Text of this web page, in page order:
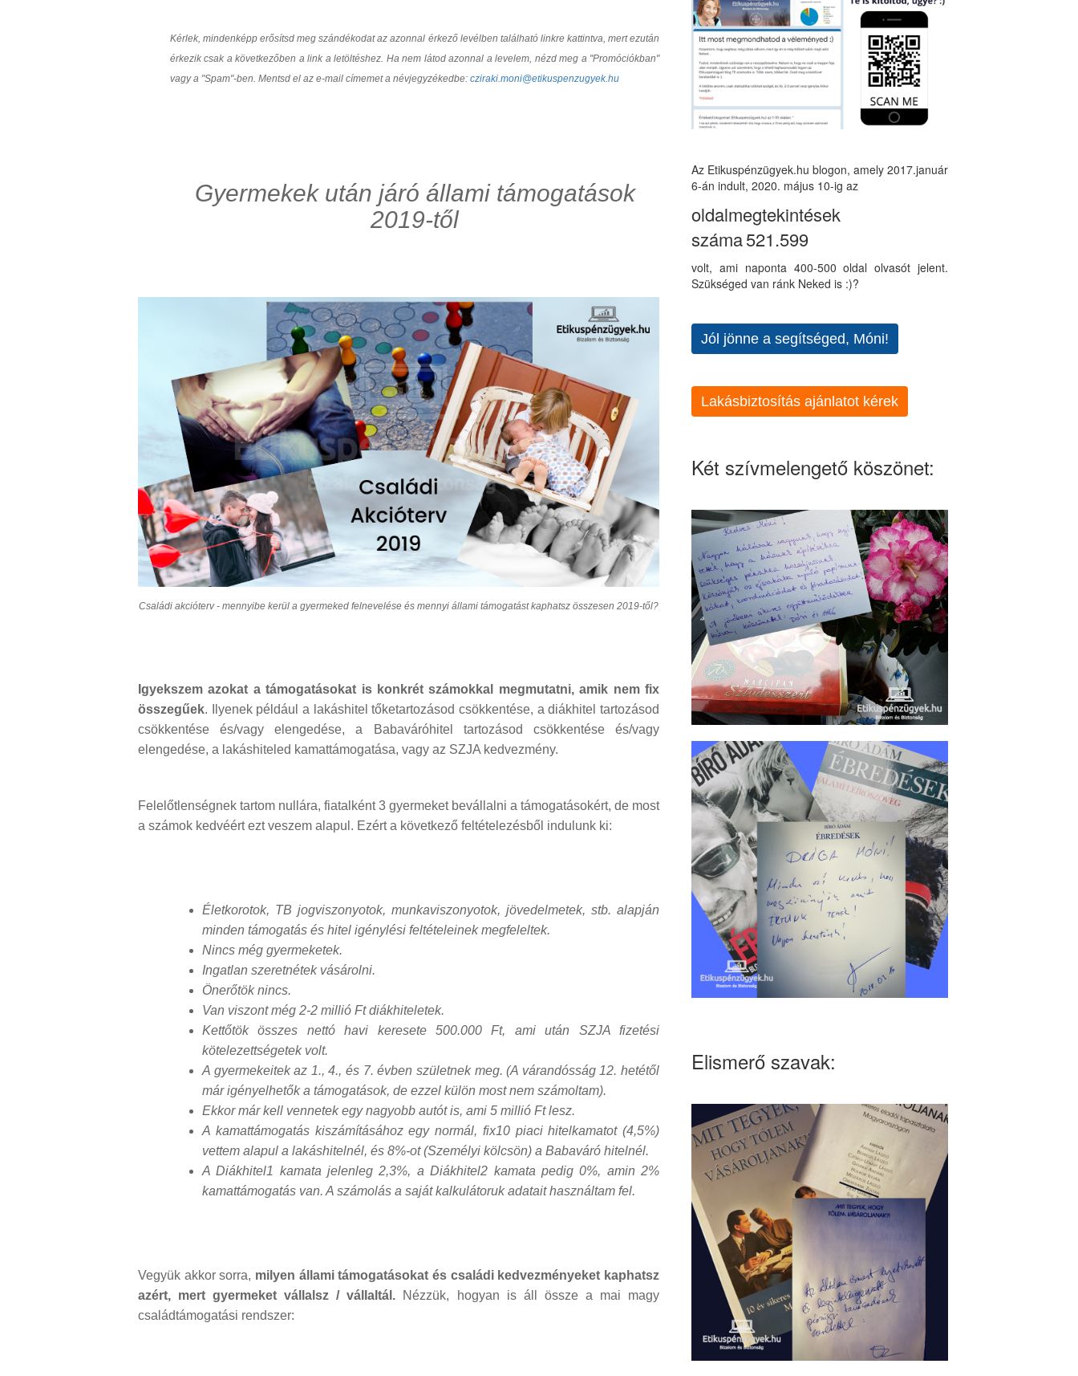
Kérlek, mindenképp erősítsd meg szándékodat az azonnal érkező levélben található linkre kattintva, mert ezután
érkezik csak a következőben a link a letöltéshez. Ha nem látod azonnal a levelem, nézd meg a "Promóciókban"
vagy a "Spam"-ben. Mentsd el az e-mail címemet a névjegyzékedbe: cziraki.moni@etikuspenzugyek.hu
Gyermekek után járó állami támogatások
2019-től
Családi akcióterv - mennyibe kerül a gyermeked felnevelése és mennyi állami támogatást kaphatsz összesen 2019-től?
Igyekszem azokat a támogatásokat is konkrét számokkal megmutatni, amik nem fix
összegűek. Ilyenek például a lakáshitel tőketartozásod csökkentése, a diákhitel tartozásod
csökkentése és/vagy elengedése, a Babaváróhitel tartozásod csökkentése és/vagy
elengedése, a lakáshiteled kamattámogatása, vagy az SZJA kedvezmény.
Felelőtlenségnek tartom nullára, fiatalként 3 gyermeket bevállalni a támogatásokért, de most
a számok kedvéért ezt veszem alapul. Ezért a következő feltételezésből indulunk ki:
Életkorotok, TB jogviszonyotok, munkaviszonyotok, jövedelmetek, stb. alapján
minden támogatás és hitel igénylési feltételeinek megfeleltek.
Nincs még gyermeketek.
Ingatlan szeretnétek vásárolni.
Önerőtök nincs.
Van viszont még 2-2 millió Ft diákhiteletek.
Kettőtök összes nettó havi keresete 500.000 Ft, ami után SZJA fizetési
kötelezettségetek volt.
A gyermekeitek az 1., 4., és 7. évben születnek meg. (A várandósság 12. hetétől
már igényelhetők a támogatások, de ezzel külön most nem számoltam).
Ekkor már kell vennetek egy nagyobb autót is, ami 5 millió Ft lesz.
A kamattámogatás kiszámításához egy normál, fix10 piaci hitelkamatot (4,5%)
vettem alapul a lakáshitelnél, és 8%-ot (Személyi kölcsön) a Babaváró hitelnél.
A Diákhitel1 kamata jelenleg 2,3%, a Diákhitel2 kamata pedig 0%, amin 2%
kamattámogatás van. A számolás a saját kalkulátoruk adatait használtam fel.
Vegyük akkor sorra, milyen állami támogatásokat és családi kedvezményeket kaphatsz
azért, mert gyermeket vállalsz / vállaltál. Nézzük, hogyan is áll össze a mai magy
családtámogatási rendszer:
Az Etikuspénzügyek.hu blogon, amely 2017.január
6-án indult, 2020. május 10-ig az
oldalmegtekintések
száma521.599
volt, ami naponta 400-500 oldal olvasót jelent.
Szükséged van ránk Neked is :)?
Jól jönne a segítséged, Móni!
Lakásbiztosítás ajánlatot kérek
Két szívmelengető köszönet:
Elismerő szavak: